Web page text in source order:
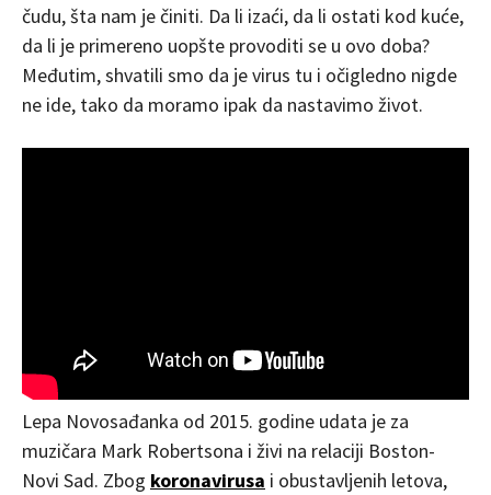
čudu, šta nam je činiti. Da li izaći, da li ostati kod kuće,
da li je primereno uopšte provoditi se u ovo doba?
Međutim, shvatili smo da je virus tu i očigledno nigde
ne ide, tako da moramo ipak da nastavimo život.
Lepa Novosađanka od 2015. godine udata je za
muzičara Mark Robertsona i živi na relaciji Boston-
Novi Sad. Zbog koronavirusa i obustavljenih letova,